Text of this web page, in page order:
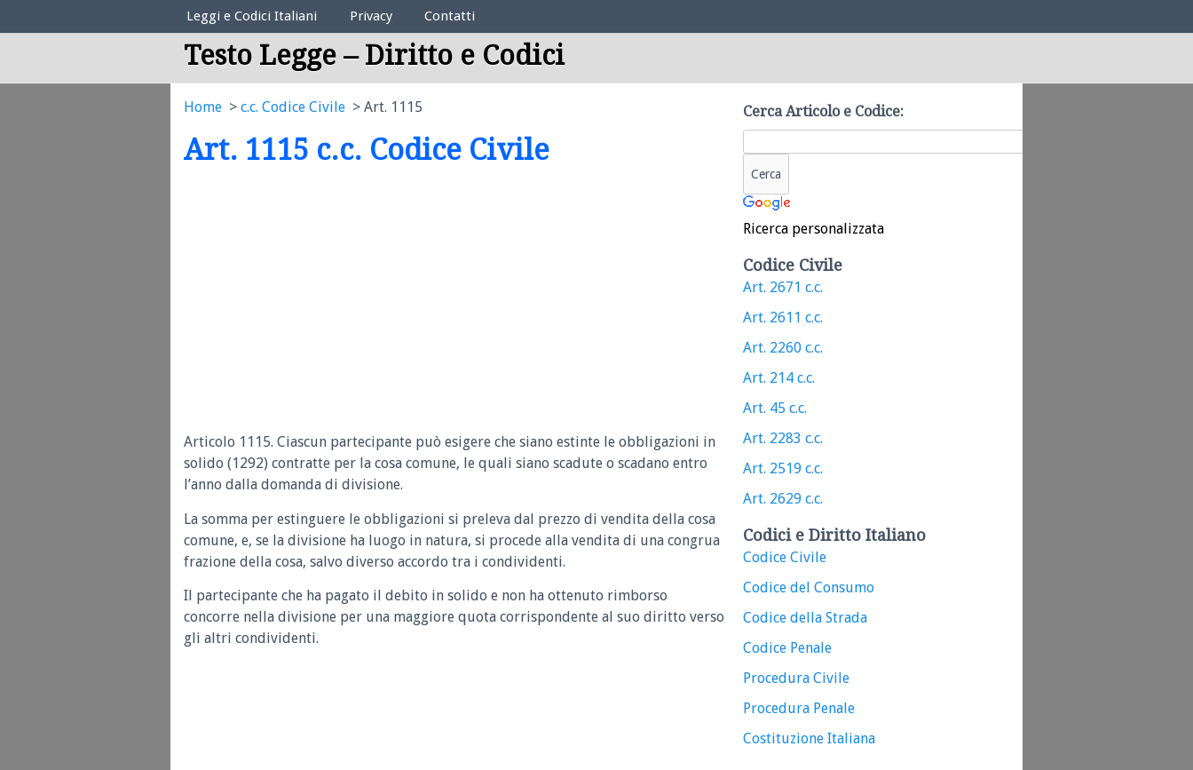
Elenco Codici Legali
Leggi e Codici Italiani Privacy Contatti
Testo Legge – Diritto e Codici
Home c.c. Codice Civile Art. 1115
Art. 1115 c.c. Codice Civile
Articolo 1115. Ciascun partecipante può esigere che siano estinte le obbligazioni in
solido (1292) contratte per la cosa comune, le quali siano scadute o scadano entro
l’anno dalla domanda di divisione.
La somma per estinguere le obbligazioni si preleva dal prezzo di vendita della cosa
comune, e, se la divisione ha luogo in natura, si procede alla vendita di una congrua
frazione della cosa, salvo diverso accordo tra i condividenti.
Il partecipante che ha pagato il debito in solido e non ha ottenuto rimborso
concorre nella divisione per una maggiore quota corrispondente al suo diritto verso
gli altri condividenti.
Cerca Articolo e Codice:
Ricerca personalizzata
Codice Civile
Art. 2671 c.c.
Art. 2611 c.c.
Art. 2260 c.c.
Art. 214 c.c.
Art. 45 c.c.
Art. 2283 c.c.
Art. 2519 c.c.
Art. 2629 c.c.
Codici e Diritto Italiano
Codice Civile
Codice del Consumo
Codice della Strada
Codice Penale
Procedura Civile
Procedura Penale
Costituzione Italiana